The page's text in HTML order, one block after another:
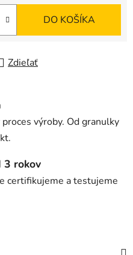
DO KOŠÍKA
Zdieľať
výroby. Od granulky
3 rokov
certifikujeme a testujeme